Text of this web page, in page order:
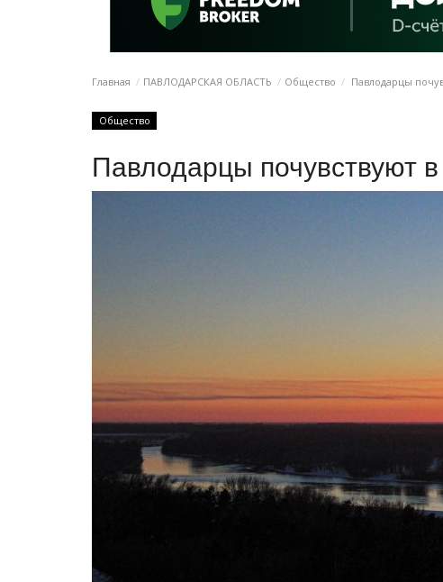
Главная ПАВЛОДАРСКАЯ ОБЛАСТЬ Общество Павлодарцы
Общество
Павлодарцы почувствуют